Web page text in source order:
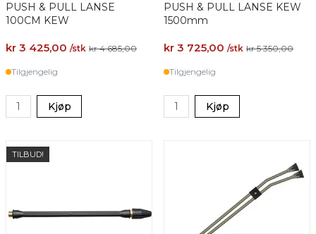
PUSH & PULL LANSE
100CM KEW
kr 3 425,00 /stk kr 4 685,00
Tilgjengelig
Kjøp
PUSH & PULL LANSE KEW
1500mm
kr 3 725,00 /stk kr 5 350,00
Tilgjengelig
Kjøp
TILBUD!